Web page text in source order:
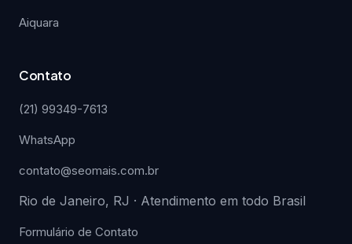
Aiquara
Contato
(21) 99349-7613
WhatsApp
contato@seomais.com.br
Rio de Janeiro, RJ · Atendimento em todo Brasil
Formulário de Contato